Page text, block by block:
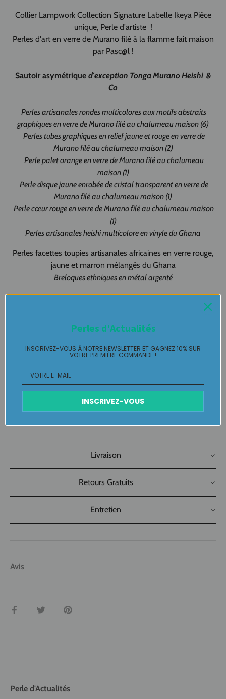
Collier Lampwork Collection Signature Labelle Ikeya Pièce
unique, Perle d'artiste !
Perles d'art en verre de Murano filé à la flamme fait maison
par Pasc@l !
Sautoir asymétrique d'exception Tonga Murano Heishi &
Co
Perles artisanales rondes multicolores aux motifs abstraits
graphiques en verre de Murano filé au chalumeau maison (6)
Perles tubes graphiques en relief jaune et rouge en verre de
Murano filé au chalumeau maison (2)
Perle palet orange en verre de Murano filé au chalumeau
maison (1)
Perle disque jaune enrobée de cristal transparent en verre de
Murano filé au chalumeau maison (1)
Perle cœur rouge en verre de Murano filé au chalumeau maison
(1)
Perles artisanales heishi multicolore en vinyle du Ghana
Perles facettes toupies artisanales africaines en verre rouge,
jaune et marron mélangés du Ghana
Breloques ethniques en métal argenté
Monté sur un fil d'acier avec fermoir en métal martelé argenté
Livré avec emballage cadeau prêt à offrir !
Création artisanale 100% fait-main à Pau - Made in France
Collier Murano pièce unique LABELLE IKEYA: du jamais vu,
jamais porté que par celle qui l'adopte et s'en pare ….
Livraison
Retours Gratuits
Entretien
Avis
Partager TweeterÉpingler
Perle d'Actualités
Perles d'Actualités
INSCRIVEZ-VOUS À NOTRE NEWSLETTER ET GAGNEZ 10% SUR
VOTRE PREMIÈRE COMMANDE !
INSCRIVEZ-VOUS